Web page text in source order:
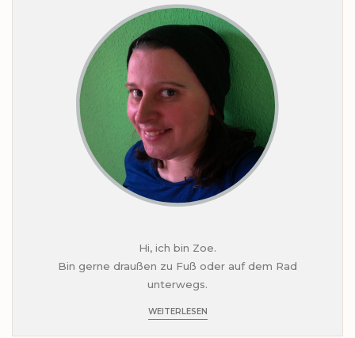
Hi, ich bin Zoe.
Bin gerne draußen zu Fuß oder auf dem Rad
unterwegs.
WEITERLESEN